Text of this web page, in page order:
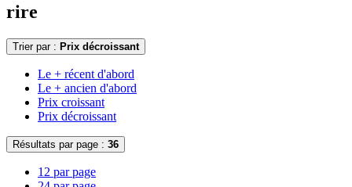
rire
Trier par : Prix décroissant
Le + récent d'abord
Le + ancien d'abord
Prix croissant
Prix décroissant
Résultats par page : 36
12 par page